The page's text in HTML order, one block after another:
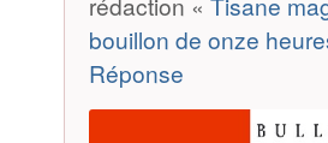
bouillon de onze
Réponse